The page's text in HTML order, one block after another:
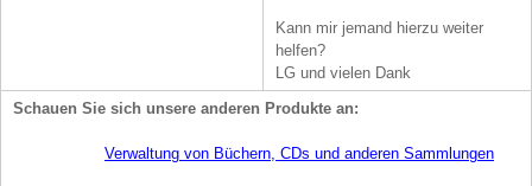
Kann mir jemand hierzu weiter
helfen?
LG und vielen Dank
Schauen Sie sich unsere anderen Produkte an: